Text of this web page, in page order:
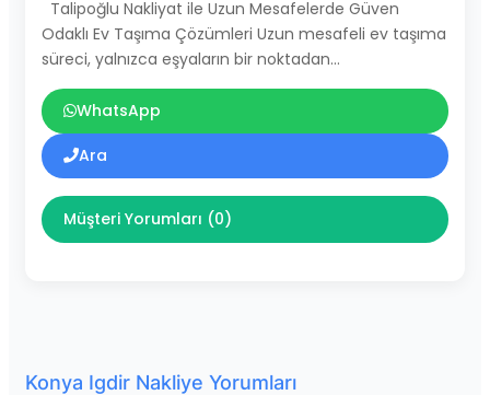
Talipoğlu Nakliyat ile Uzun Mesafelerde Güven
Odaklı Ev Taşıma Çözümleri Uzun mesafeli ev taşıma
süreci, yalnızca eşyaların bir noktadan…
WhatsApp
Ara
Müşteri Yorumları (0)
Konya Igdir Nakliye Yorumları